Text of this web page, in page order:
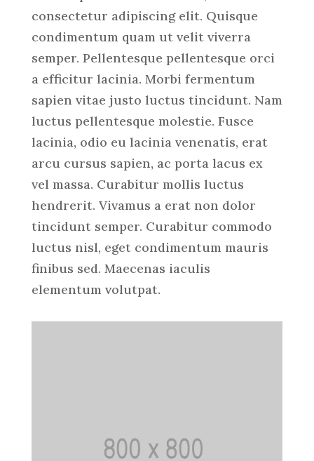
consectetur adipiscing elit. Quisque
condimentum quam ut velit viverra
semper. Pellentesque pellentesque orci
a efficitur lacinia. Morbi fermentum
sapien vitae justo luctus tincidunt. Nam
luctus pellentesque molestie. Fusce
lacinia, odio eu lacinia venenatis, erat
arcu cursus sapien, ac porta lacus ex
vel massa. Curabitur mollis luctus
hendrerit. Vivamus a erat non dolor
tincidunt semper. Curabitur commodo
luctus nisl, eget condimentum mauris
finibus sed. Maecenas iaculis
elementum volutpat.